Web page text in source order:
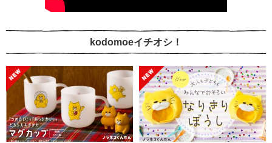
kodomoeイチオシ！